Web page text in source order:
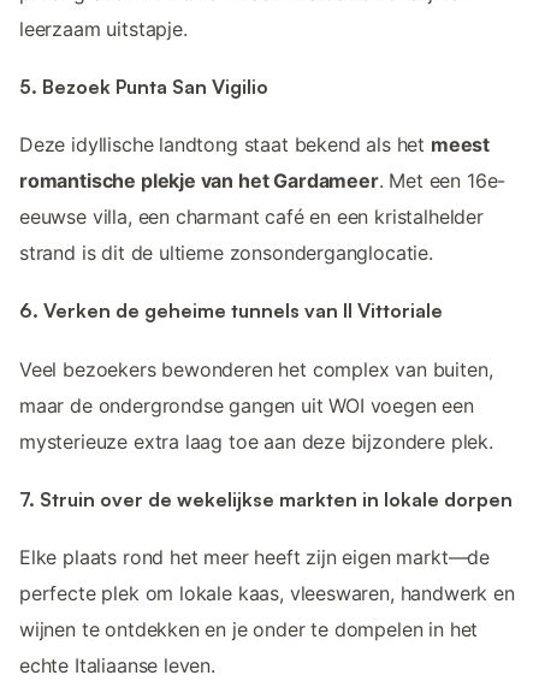
leerzaam uitstapje.
5. Bezoek Punta San Vigilio
Deze idyllische landtong staat bekend als het meest
romantische plekje van het Gardameer. Met een 16e-
eeuwse villa, een charmant café en een kristalhelder
strand is dit de ultieme zonsonderganglocatie.
6. Verken de geheime tunnels van Il Vittoriale
Veel bezoekers bewonderen het complex van buiten,
maar de ondergrondse gangen uit WOI voegen een
mysterieuze extra laag toe aan deze bijzondere plek.
7. Struin over de wekelijkse markten in lokale dorpen
Elke plaats rond het meer heeft zijn eigen markt—de
perfecte plek om lokale kaas, vleeswaren, handwerk en
wijnen te ontdekken en je onder te dompelen in het
echte Italiaanse leven.